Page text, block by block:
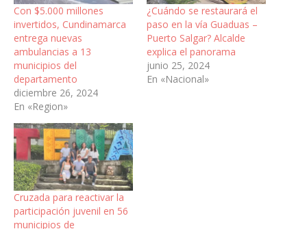
Con $5.000 millones
invertidos, Cundinamarca
entrega nuevas
ambulancias a 13
municipios del
departamento
diciembre 26, 2024
En «Region»
¿Cuándo se restaurará el
paso en la vía Guaduas –
Puerto Salgar? Alcalde
explica el panorama
junio 25, 2024
En «Nacional»
Cruzada para reactivar la
participación juvenil en 56
municipios de